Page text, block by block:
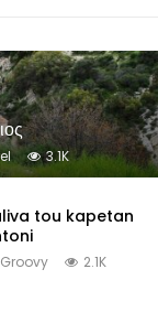
3.1K
tou kapetan
Groovy 2.1K